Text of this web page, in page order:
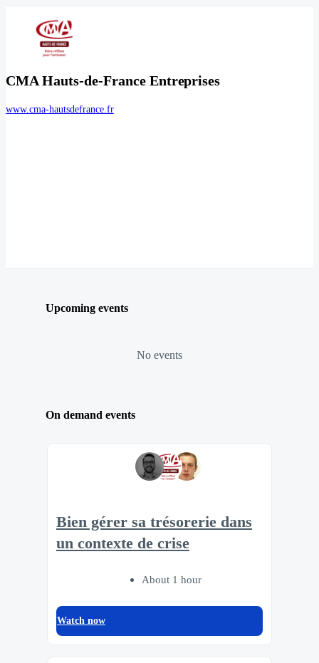
CMA Hauts-de-France Entreprises
www.cma-hautsdefrance.fr
Upcoming events
No events
On demand events
Bien gérer sa trésorerie dans
un contexte de crise
About 1 hour
Watch now